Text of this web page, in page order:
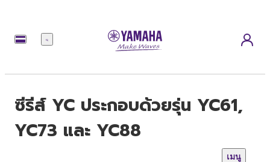
เมนู
ซีรีส์ YC ประกอบด้วยรุ่น YC61,
YC73 และ YC88
เมนู